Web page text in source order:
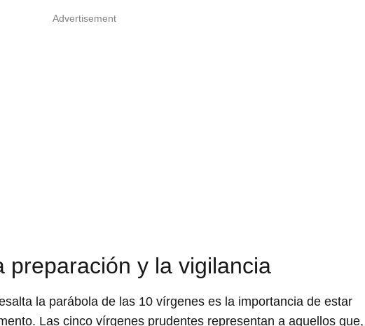
Advertisement
preparación y la vigilancia
la parábola de las 10 vírgenes es la importancia de estar
Las cinco vírgenes prudentes representan a aquellos que,